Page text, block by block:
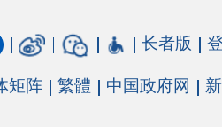
登录 注册